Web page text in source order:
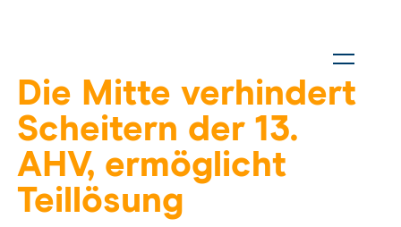
Die Mitte verhindert
Scheitern der 13.
AHV, ermöglicht
Teillösung